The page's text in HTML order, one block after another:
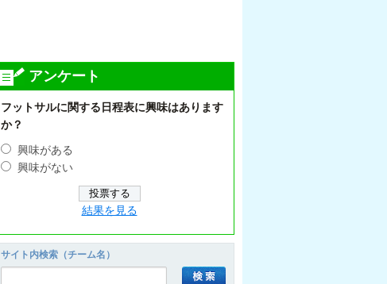
アンケート
フットサルに関する日程表に興味はあります
か？
興味がある
興味がない
結果を見る
サイト内検索（チーム名）